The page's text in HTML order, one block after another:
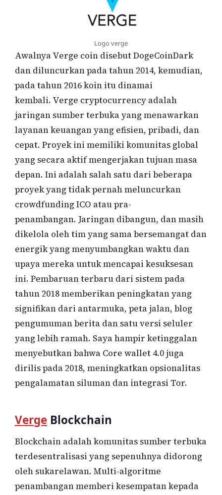
Logo verge
Awalnya Verge coin disebut DogeCoinDark
dan diluncurkan pada tahun 2014, kemudian,
pada tahun 2016 koin itu dinamai
kembali. Verge cryptocurrency adalah
jaringan sumber terbuka yang menawarkan
layanan keuangan yang efisien, pribadi, dan
cepat. Proyek ini memiliki komunitas global
yang secara aktif mengerjakan tujuan masa
depan. Ini adalah salah satu dari beberapa
proyek yang tidak pernah meluncurkan
crowdfunding ICO atau pra-
penambangan. Jaringan dibangun, dan masih
dikelola oleh tim yang sama bersemangat dan
energik yang menyumbangkan waktu dan
upaya mereka untuk mencapai kesuksesan
ini. Pembaruan terbaru dari sistem pada
tahun 2018 memberikan peningkatan yang
signifikan dari antarmuka, peta jalan, blog
pengumuman berita dan satu versi seluler
yang lebih ramah. Saya hampir ketinggalan
menyebutkan bahwa Core wallet 4.0 juga
dirilis pada 2018, meningkatkan opsionalitas
pengalamatan siluman dan integrasi Tor.
Verge Blockchain
Blockchain adalah komunitas sumber terbuka
terdesentralisasi yang sepenuhnya didorong
oleh sukarelawan. Multi-algoritme
penambangan memberi kesempatan kepada